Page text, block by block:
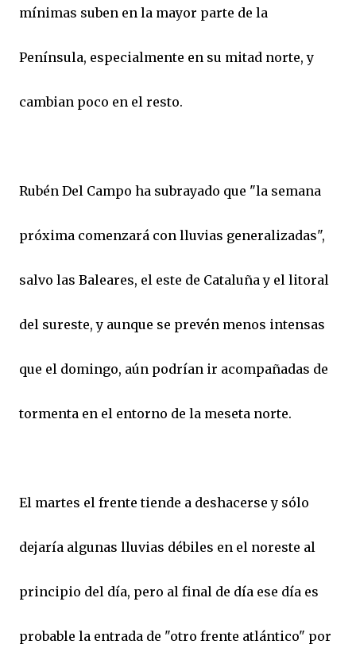
mínimas suben en la mayor parte de la
Península, especialmente en su mitad norte, y
cambian poco en el resto.
Rubén Del Campo ha subrayado que "la semana
próxima comenzará con lluvias generalizadas",
salvo las Baleares, el este de Cataluña y el litoral
del sureste, y aunque se prevén menos intensas
que el domingo, aún podrían ir acompañadas de
tormenta en el entorno de la meseta norte.
El martes el frente tiende a deshacerse y sólo
dejaría algunas lluvias débiles en el noreste al
principio del día, pero al final de día ese día es
probable la entrada de "otro frente atlántico" por